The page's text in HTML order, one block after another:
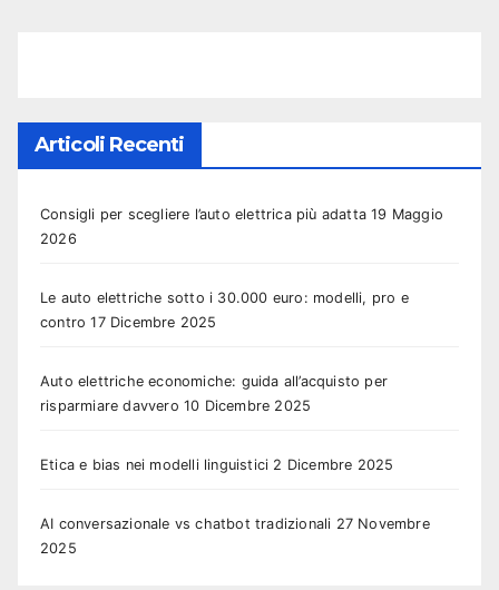
Articoli Recenti
Consigli per scegliere l’auto elettrica più adatta 19 Maggio
2026
Le auto elettriche sotto i 30.000 euro: modelli, pro e
contro 17 Dicembre 2025
Auto elettriche economiche: guida all’acquisto per
risparmiare davvero 10 Dicembre 2025
Etica e bias nei modelli linguistici 2 Dicembre 2025
AI conversazionale vs chatbot tradizionali 27 Novembre
2025